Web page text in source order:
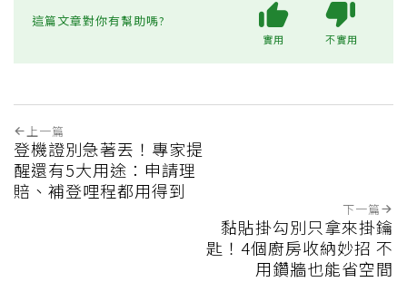
這篇文章對你有幫助嗎?
實用 不實用
上一篇
登機證別急著丟！專家提
醒還有5大用途：申請理
賠、補登哩程都用得到
下一篇
黏貼掛勾別只拿來掛鑰
匙！4個廚房收納妙招 不
用鑽牆也能省空間